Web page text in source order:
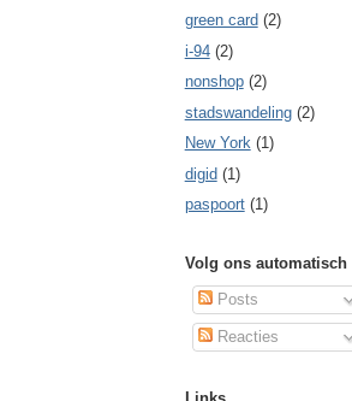
green card (2)
i-94 (2)
nonshop (2)
stadswandeling (2)
New York (1)
digid (1)
paspoort (1)
Volg ons automatisch
Posts
Reacties